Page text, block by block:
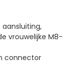
aansluiting,
vrouwelijke M8-
connector